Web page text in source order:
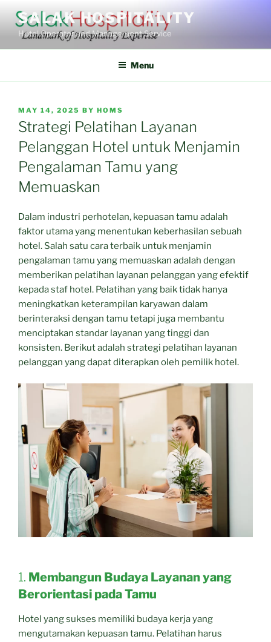
content
SALAK HOSPITALITY
Hotel Operator and Management Service
Menu
POSTED
ON
MAY 14, 2025 BY HOMS
Strategi Pelatihan Layanan
Pelanggan Hotel untuk Menjamin
Pengalaman Tamu yang
Memuaskan
Dalam industri perhotelan, kepuasan tamu adalah
faktor utama yang menentukan keberhasilan sebuah
hotel. Salah satu cara terbaik untuk menjamin
pengalaman tamu yang memuaskan adalah dengan
memberikan pelatihan layanan pelanggan yang efektif
kepada staf hotel. Pelatihan yang baik tidak hanya
meningkatkan keterampilan karyawan dalam
berinteraksi dengan tamu tetapi juga membantu
menciptakan standar layanan yang tinggi dan
konsisten. Berikut adalah strategi pelatihan layanan
pelanggan yang dapat diterapkan oleh pemilik hotel.
1. Membangun Budaya Layanan yang
Berorientasi pada Tamu
Hotel yang sukses memiliki budaya kerja yang
mengutamakan kepuasan tamu. Pelatihan harus